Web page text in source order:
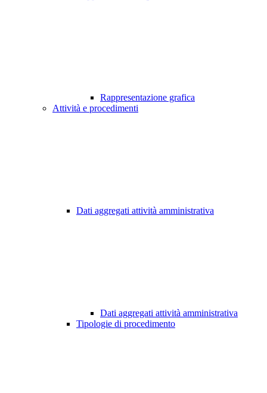
Rappresentazione grafica
Attività e procedimenti
Dati aggregati attività amministrativa
Dati aggregati attività amministrativa
Tipologie di procedimento